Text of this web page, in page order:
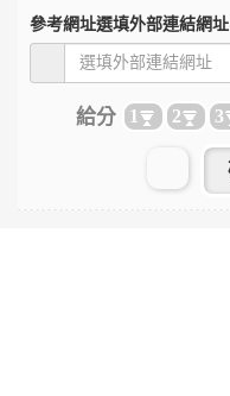
參考網址選填外部連結網址
給分 1 2 3